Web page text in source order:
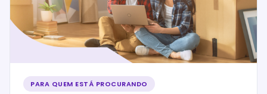
PARA QUEM ESTÁ PROCURANDO